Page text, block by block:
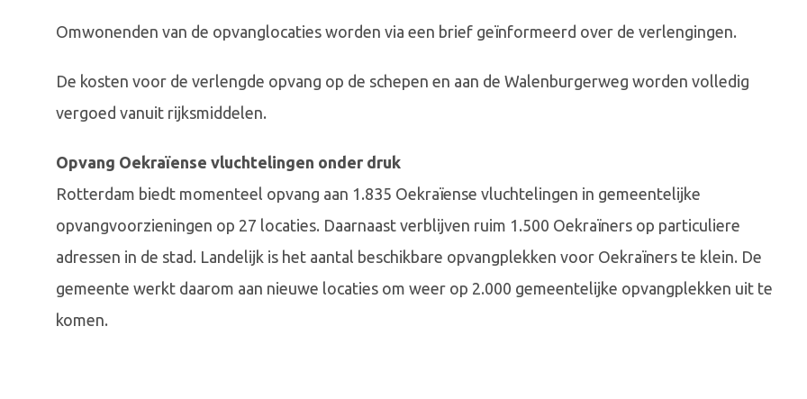
Omwonenden van de opvanglocaties worden via een brief geïnformeerd over de verlengingen.
De kosten voor de verlengde opvang op de schepen en aan de Walenburgerweg worden volledig
vergoed vanuit rijksmiddelen.
Opvang Oekraïense vluchtelingen onder druk
Rotterdam biedt momenteel opvang aan 1.835 Oekraïense vluchtelingen in gemeentelijke
opvangvoorzieningen op 27 locaties. Daarnaast verblijven ruim 1.500 Oekraïners op particuliere
adressen in de stad. Landelijk is het aantal beschikbare opvangplekken voor Oekraïners te klein. De
gemeente werkt daarom aan nieuwe locaties om weer op 2.000 gemeentelijke opvangplekken uit te
komen.